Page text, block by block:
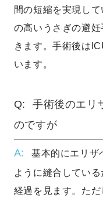
間の短縮を実現し
の高いうさぎの避
きます。手術後は
います。
手術後のエリ
のですが
基本的にエリザ
ように縫合してい
経過を見ます。た